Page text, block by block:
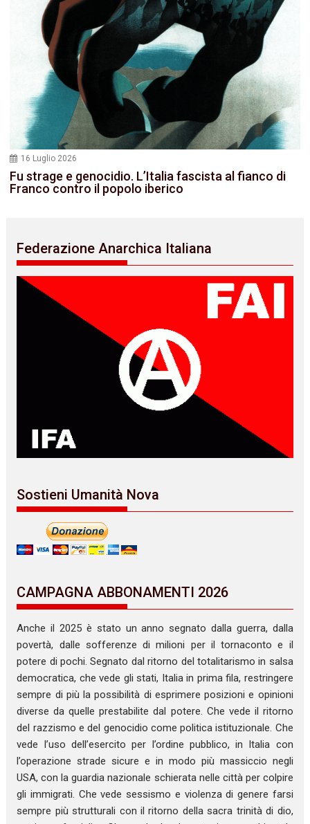
16 Luglio 2026
Fu strage e genocidio. L’Italia fascista al fianco di
Franco contro il popolo iberico
Federazione Anarchica Italiana
Sostieni Umanità Nova
CAMPAGNA ABBONAMENTI 2026
Anche il 2025 è stato un anno segnato dalla guerra, dalla
povertà, dalle sofferenze di milioni per il tornaconto e il
potere di pochi. Segnato dal ritorno del totalitarismo in salsa
democratica, che vede gli stati, Italia in prima fila, restringere
sempre di più la possibilità di esprimere posizioni e opinioni
diverse da quelle prestabilite dal potere. Che vede il ritorno
del razzismo e del genocidio come politica istituzionale. Che
vede l’uso dell’esercito per l’ordine pubblico, in Italia con
l’operazione strade sicure e in modo più massiccio negli
USA, con la guardia nazionale schierata nelle città per colpire
gli immigrati. Che vede sessismo e violenza di genere farsi
sempre più strutturali con il ritorno della sacra trinità di dio,